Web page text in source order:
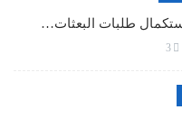
طلبات البعثات…
3